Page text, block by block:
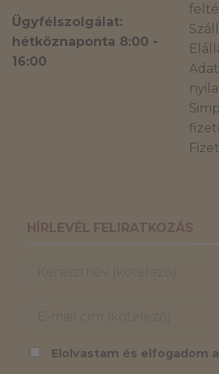
Ügyfélszolgálat:
hétköznaponta 8:00 -
16:00
HÍRLEVÉL FELIRATKOZÁS
Elolvastam és elfogadom